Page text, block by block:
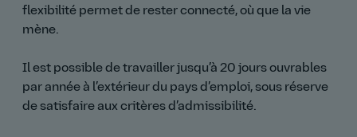
flexibilité permet de rester connecté, où que la vie
mène.
Il est possible de travailler jusqu’à 20 jours ouvrables
par année à l’extérieur du pays d’emploi, sous réserve
de satisfaire aux critères d’admissibilité.